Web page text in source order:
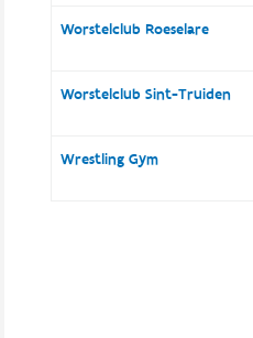
Worstelclub Roeselare
Worstelclub Sint-Truiden
Wrestling Gym